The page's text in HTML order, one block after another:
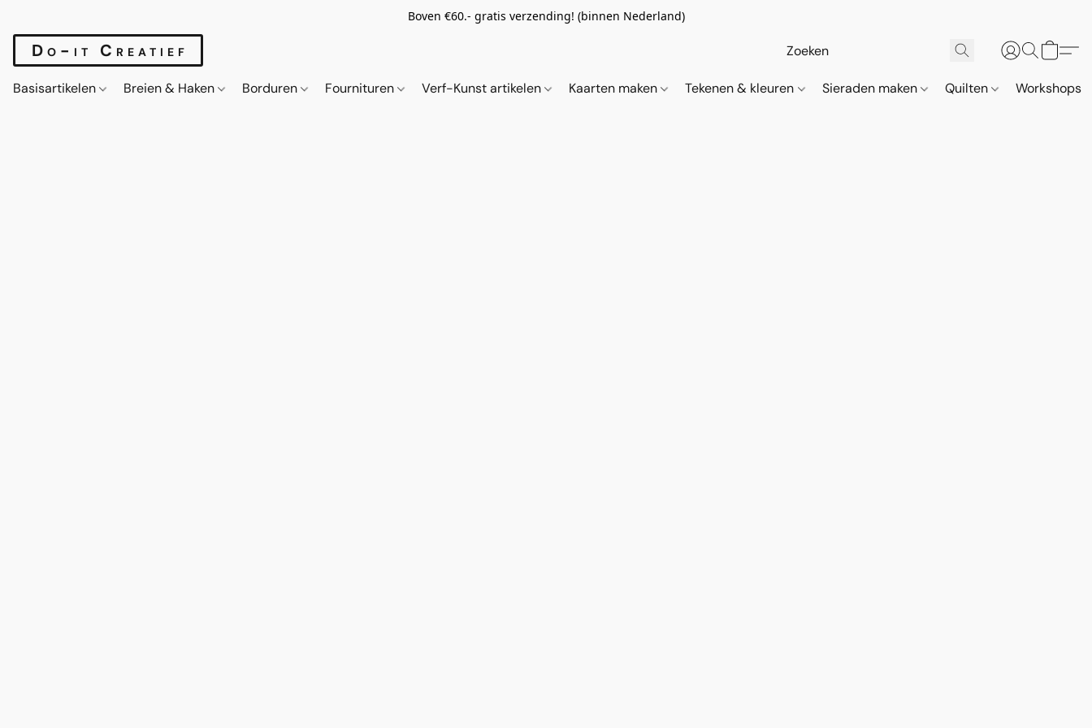
Boven €60.- gratis verzending! (binnen Nederland)
Do-it Creatief
Basisartikelen Breien & Haken Borduren Fournituren Verf-Kunst artikelen Kaarten maken Tekenen & kleuren Sieraden maken Quilten Workshops